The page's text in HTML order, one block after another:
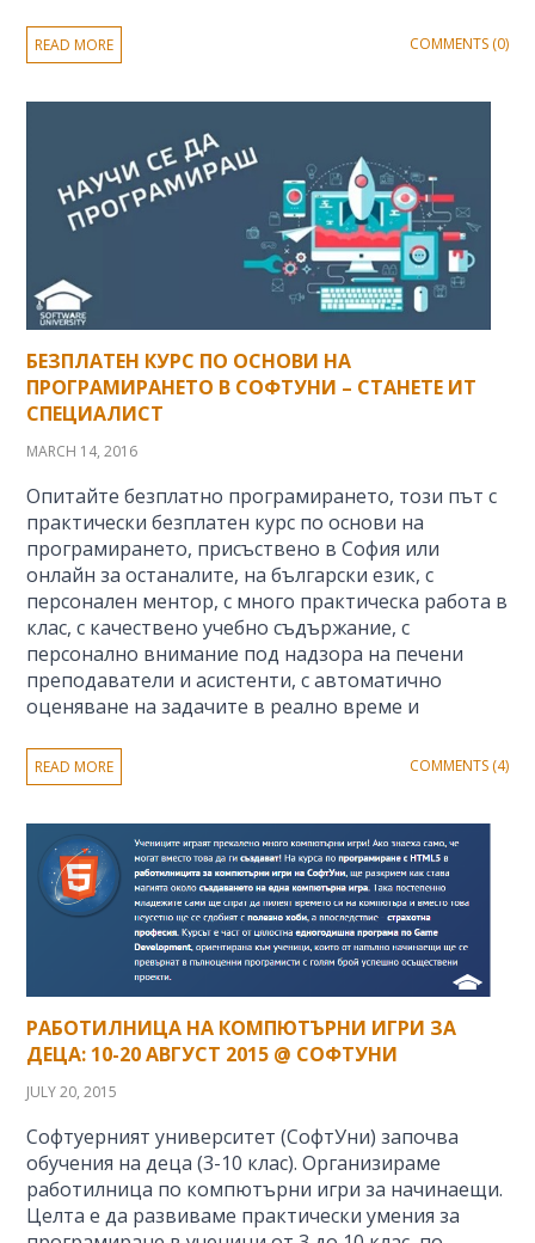
READ MORE COMMENTS (0)
БЕЗПЛАТЕН КУРС ПО ОСНОВИ НА
ПРОГРАМИРАНЕТО В СОФТУНИ – СТАНЕТЕ ИТ
СПЕЦИАЛИСТ
MARCH 14, 2016
Опитайте безплатно програмирането, този път с
практически безплатен курс по основи на
програмирането, присъствено в София или
онлайн за останалите, на български език, с
персонален ментор, с много практическа работа в
клас, с качествено учебно съдържание, с
персонално внимание под надзора на печени
преподаватели и асистенти, с автоматично
оценяване на задачите в реално време и
READ MORE COMMENTS (4)
РАБОТИЛНИЦА НА КОМПЮТЪРНИ ИГРИ ЗА
ДЕЦА: 10-20 АВГУСТ 2015 @ СОФТУНИ
JULY 20, 2015
Софтуерният университет (СофтУни) започва
обучения на деца (3-10 клас). Организираме
работилница по компютърни игри за начинаещи.
Целта е да развиваме практически умения за